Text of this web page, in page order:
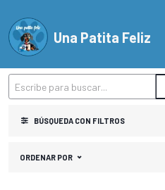
Una Patita Feliz
BÚSQUEDA CON FILTROS
ORDENAR POR